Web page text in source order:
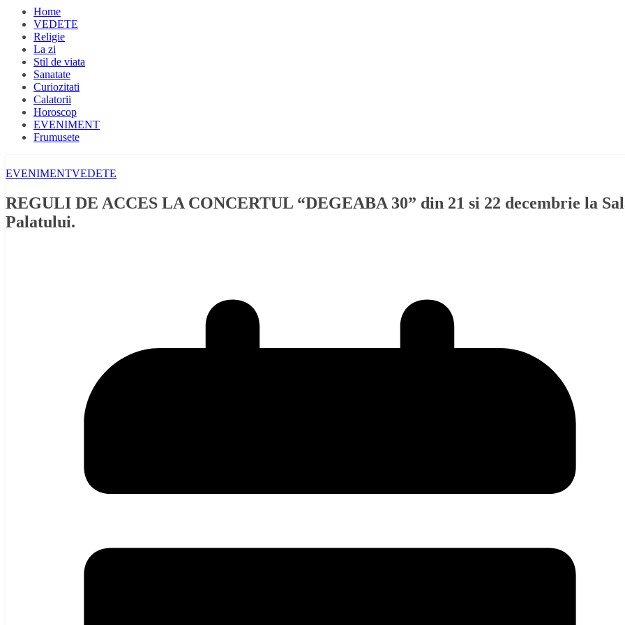
Home
VEDETE
Religie
La zi
Stil de viata
Sanatate
Curiozitati
Calatorii
Horoscop
EVENIMENT
Frumusete
EVENIMENTVEDETE
REGULI DE ACCES LA CONCERTUL “DEGEABA 30” din 21 si 22 decembrie la
Palatului.